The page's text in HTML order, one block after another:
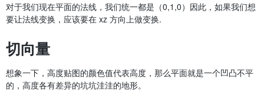
对于我们现在平面的法线，我们统一都是（0,1,0）因此，如果我们想
要让法线变换，应该要在 xz 方向上做变换.
切向量
想象一下，高度贴图的颜色值代表高度，那么平面就是一个凹凸不平
的，高度各有差异的坑坑洼洼的地形。